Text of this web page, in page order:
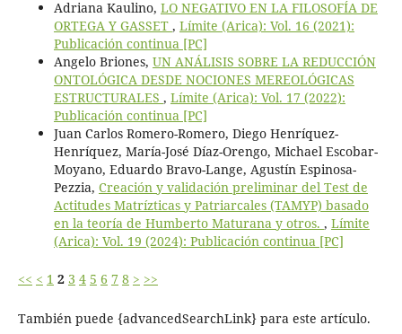
Adriana Kaulino, LO NEGATIVO EN LA FILOSOFÍA DE
ORTEGA Y GASSET , Límite (Arica): Vol. 16 (2021):
Publicación continua [PC]
Angelo Briones, UN ANÁLISIS SOBRE LA REDUCCIÓN
ONTOLÓGICA DESDE NOCIONES MEREOLÓGICAS
ESTRUCTURALES , Límite (Arica): Vol. 17 (2022):
Publicación continua [PC]
Juan Carlos Romero-Romero, Diego Henríquez-
Henríquez, María-José Díaz-Orengo, Michael Escobar-
Moyano, Eduardo Bravo-Lange, Agustín Espinosa-
Pezzia, Creación y validación preliminar del Test de
Actitudes Matrízticas y Patriarcales (TAMYP) basado
en la teoría de Humberto Maturana y otros. , Límite
(Arica): Vol. 19 (2024): Publicación continua [PC]
<< < 1 2 3 4 5 6 7 8 > >>
También puede {advancedSearchLink} para este artículo.